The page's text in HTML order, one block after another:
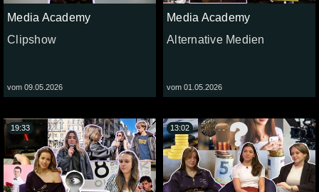
Media Academy
Clipshow
vom 09.05.2026
Media Academy
Alternative Medien
vom 01.05.2026
19:33 13:02